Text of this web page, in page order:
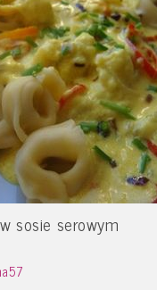
sosie serowym